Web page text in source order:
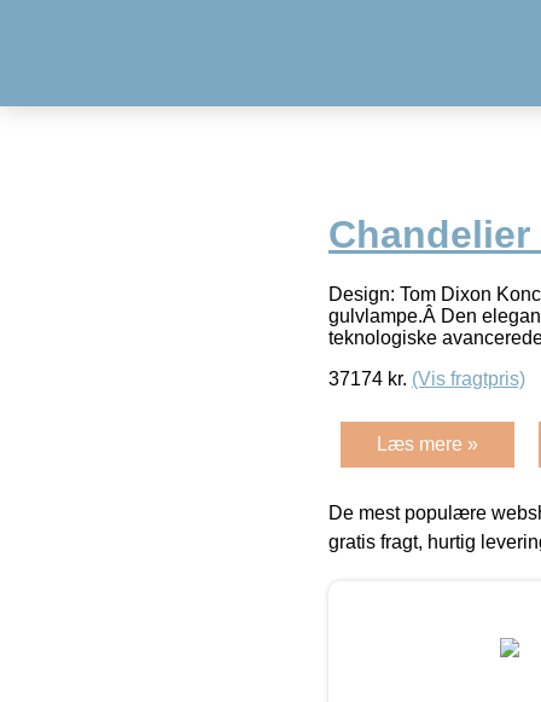
Design: Tom Dixon
gulvlampe.Â Den
teknologiske
37174 kr. (Vis fragtpris)
Læs mere »
De mest populære
gratis fragt, hurtig